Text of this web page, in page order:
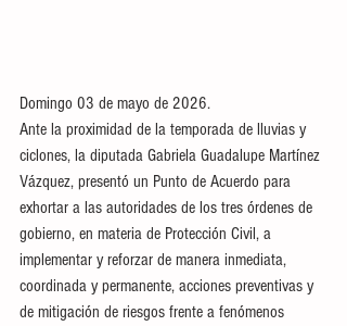
Domingo 03 de mayo de 2026.
Ante la proximidad de la temporada de lluvias y
ciclones, la diputada Gabriela Guadalupe Martínez
Vázquez, presentó un Punto de Acuerdo para
exhortar a las autoridades de los tres órdenes de
gobierno, en materia de Protección Civil, a
implementar y reforzar de manera inmediata,
coordinada y permanente, acciones preventivas y
de mitigación de riesgos frente a fenómenos